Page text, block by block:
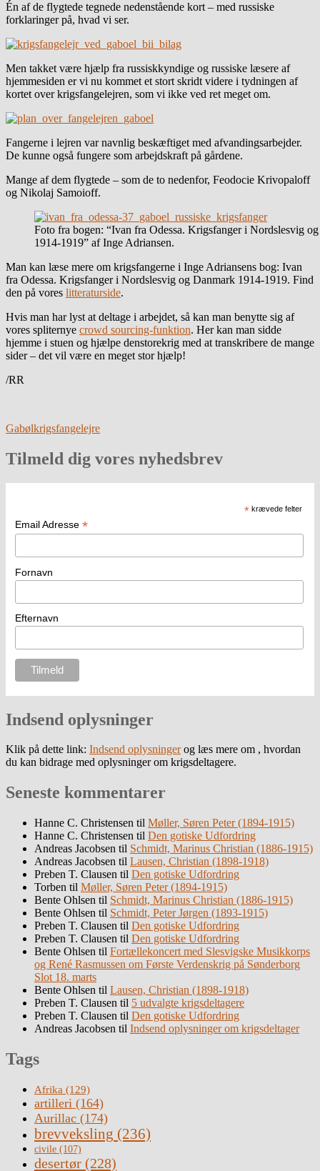
Én af de flygtede tegnede nedenstående kort – med russiske
forklaringer på, hvad vi ser.
Men takket være hjælp fra russiskkyndige og russiske læsere af
hjemmesiden er vi nu kommet et stort skridt videre i tydningen af
kortet over krigsfangelejren, som vi ikke ved ret meget om.
Fangerne i lejren var navnlig beskæftiget med afvandingsarbejder.
De kunne også fungere som arbejdskraft på gårdene.
Mange af dem flygtede – som de to nedenfor, Feodocie Krivopaloff
og Nikolaj Samoioff.
Foto fra bogen: “Ivan fra Odessa. Krigsfanger i Nordslesvig
1914-1919” af Inge Adriansen.
Man kan læse mere om krigsfangerne i Inge Adriansens bog: Ivan
fra Odessa. Krigsfanger i Nordslesvig og Danmark 1914-1919. Find
den på vores litteraturside.
Hvis man har lyst at deltage i arbejdet, så kan man benytte sig af
vores spliternye crowd sourcing-funktion. Her kan man sidde
hjemme i stuen og hjælpe denstorekrig med at transkribere de mange
sider – det vil være en meget stor hjælp!
/RR
Gabølkrigsfangelejre
Tilmeld dig vores nyhedsbrev
* krævede felter
Email Adresse *
Fornavn
Efternavn
Indsend oplysninger
Klik på dette link: Indsend oplysningerog læs mere om , hvordan
du kan bidrage med oplysninger om krigsdeltagere.
Seneste kommentarer
Hanne C. Christensen til Møller, Søren Peter (1894-1915)
Hanne C. Christensen til Den gotiske Udfordring
Andreas Jacobsen til Schmidt, Marinus Christian (1886-1915)
Andreas Jacobsen til Lausen, Christian (1898-1918)
Preben T. Clausen til Den gotiske Udfordring
Torben til Møller, Søren Peter (1894-1915)
Bente Ohlsen til Schmidt, Marinus Christian (1886-1915)
Bente Ohlsen til Schmidt, Peter Jørgen (1893-1915)
Preben T. Clausen til Den gotiske Udfordring
Preben T. Clausen til Den gotiske Udfordring
Bente Ohlsen til Fortællekoncert med Slesvigske Musikkorps
og René Rasmussen om Første Verdenskrig på Sønderborg
Slot 18. marts
Bente Ohlsen til Lausen, Christian (1898-1918)
Preben T. Clausen til 5 udvalgte krigsdeltagere
Preben T. Clausen til Den gotiske Udfordring
Andreas Jacobsen til Indsend oplysninger om krigsdeltager
Tags
Afrika (129)
artilleri (164)
Aurillac (174)
brevveksling (236)
civile (107)
desertør (228)